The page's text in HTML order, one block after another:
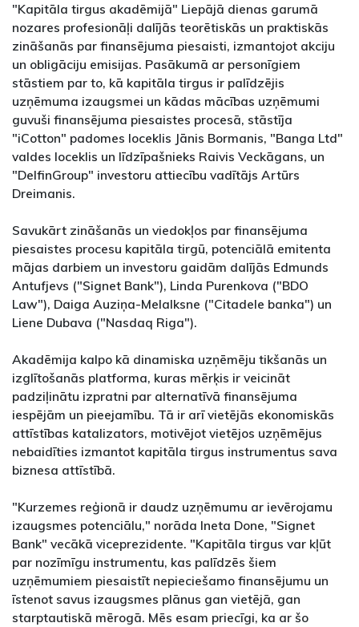
"Kapitāla tirgus akadēmijā" Liepājā dienas garumā
nozares profesionāļi dalījās teorētiskās un praktiskās
zināšanās par finansējuma piesaisti, izmantojot akciju
un obligāciju emisijas. Pasākumā ar personīgiem
stāstiem par to, kā kapitāla tirgus ir palīdzējis
uzņēmuma izaugsmei un kādas mācības uzņēmumi
guvuši finansējuma piesaistes procesā, stāstīja
"iCotton" padomes loceklis Jānis Bormanis, "Banga Ltd"
valdes loceklis un līdzīpašnieks Raivis Veckāgans, un
"DelfinGroup" investoru attiecību vadītājs Artūrs
Dreimanis.
Savukārt zināšanās un viedokļos par finansējuma
piesaistes procesu kapitāla tirgū, potenciālā emitenta
mājas darbiem un investoru gaidām dalījās Edmunds
Antufjevs ("Signet Bank"), Linda Purenkova ("BDO
Law"), Daiga Auziņa-Melalksne ("Citadele banka") un
Liene Dubava ("Nasdaq Riga").
Akadēmija kalpo kā dinamiska uzņēmēju tikšanās un
izglītošanās platforma, kuras mērķis ir veicināt
padziļinātu izpratni par alternatīvā finansējuma
iespējām un pieejamību. Tā ir arī vietējās ekonomiskās
attīstības katalizators, motivējot vietējos uzņēmējus
nebaidīties izmantot kapitāla tirgus instrumentus sava
biznesa attīstībā.
"Kurzemes reģionā ir daudz uzņēmumu ar ievērojamu
izaugsmes potenciālu," norāda Ineta Done, "Signet
Bank" vecākā viceprezidente. "Kapitāla tirgus var kļūt
par nozīmīgu instrumentu, kas palīdzēs šiem
uzņēmumiem piesaistīt nepieciešamo finansējumu un
īstenot savus izaugsmes plānus gan vietējā, gan
starptautiskā mērogā. Mēs esam priecīgi, ka ar šo